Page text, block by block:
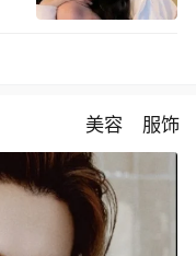
美容 服饰